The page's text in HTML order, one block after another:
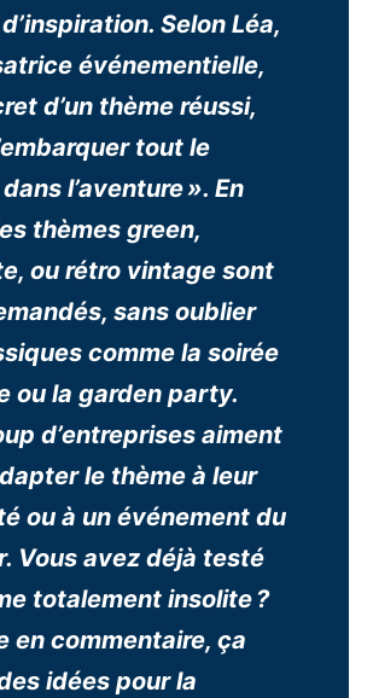
Selon Léa,
événementielle,
d’un thème réussi,
tout le
l’aventure ». En
thèmes green,
ou rétro vintage sont
sans oublier
comme la soirée
ou la garden party.
d’entreprises aiment
le thème à leur
ou à un événement du
Vous avez déjà testé
totalement insolite ?
en commentaire, ça
idées pour la